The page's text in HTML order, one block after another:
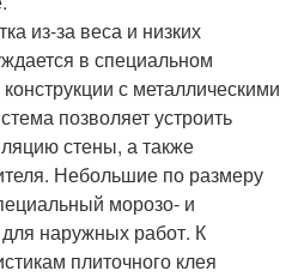
из-за веса и низких
в специальном
с металлическими
позволяет устроить
стены, а также
Небольшие по размеру
морозо- и
наружных работ. К
плиточного клея